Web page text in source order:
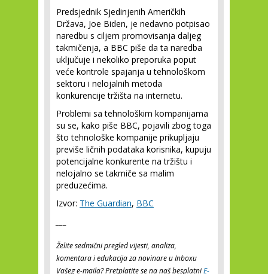
Predsjednik Sjedinjenih Američkih
Država, Joe Biden, je nedavno potpisao
naredbu s ciljem promovisanja daljeg
takmičenja, a BBC piše da ta naredba
uključuje i nekoliko preporuka poput
veće kontrole spajanja u tehnološkom
sektoru i nelojalnih metoda
konkurencije tržišta na internetu.
Problemi sa tehnološkim kompanijama
su se, kako piše BBC, pojavili zbog toga
što tehnološke kompanije prikupljaju
previše ličnih podataka korisnika, kupuju
potencijalne konkurente na tržištu i
nelojalno se takmiče sa malim
preduzećima.
Izvor: The Guardian, BBC
Želite sedmični pregled vijesti, analiza,
komentara i edukacija za novinare u Inboxu
Vašeg e-maila? Pretplatite se na naš besplatniE-